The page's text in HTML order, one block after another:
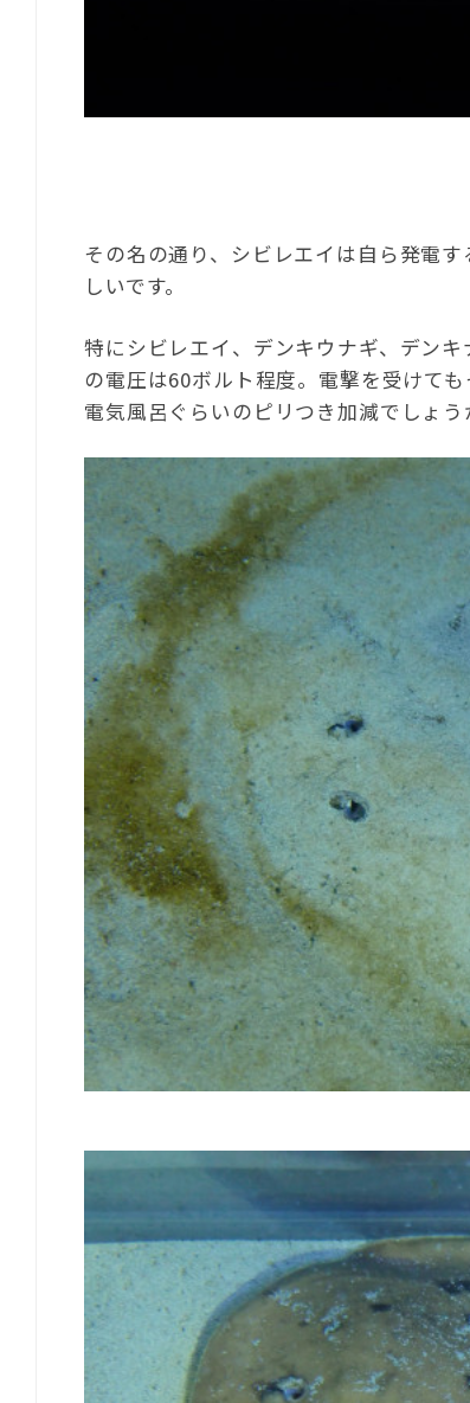
その名の通り、シビレエイは自ら発電
しいです。
特にシビレエイ、デンキウナギ、デン
の電圧は60ボルト程度。電撃を受けて
電気風呂ぐらいのピリつき加減でしょう